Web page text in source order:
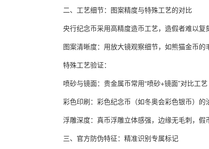
二、工艺细节：图案精度与特殊工艺的对比
央行纪念币采用高精度造币工艺，造假者难以复
图案清晰度：用放大镜观察细节，如熊猫金币
特殊工艺验证：
喷砂与镜面：贵金属币常用“喷砂+镜面”对比工
彩色印刷：彩色纪念币（如冬奥会彩色银币）的
浮雕深度：真币浮雕立体感强，边缘无毛刺，假
三、官方防伪特征：精准识别专属标记